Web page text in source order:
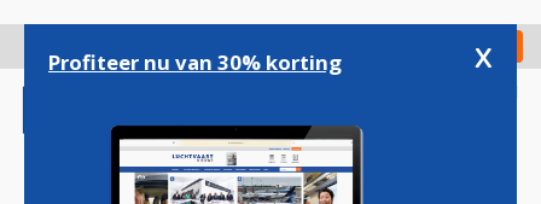
gaan
Check in
Profiteer nu van 30% korting x